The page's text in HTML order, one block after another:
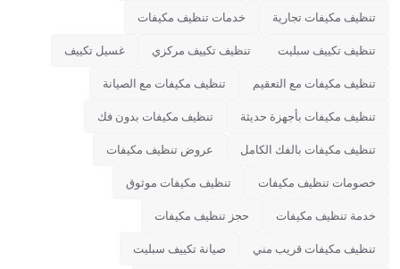
تنظيف مكيفات تجارية خدمات تنظيف مكيفات
تنظيف تكييف سبليت تنظيف تكييف مركزي غسيل تكييف
تنظيف مكيفات مع التعقيم تنظيف مكيفات مع الصيانة
تنظيف مكيفات بأجهزة حديثة تنظيف مكيفات بدون فك
تنظيف مكيفات بالفك الكامل عروض تنظيف مكيفات
خصومات تنظيف مكيفات تنظيف مكيفات موثوق
خدمة تنظيف مكيفات حجز تنظيف مكيفات
تنظيف مكيفات قريب مني صيانة تكييف سبليت